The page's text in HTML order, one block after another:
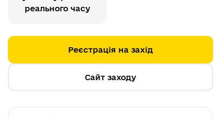
реального часу
Реєстрація на захід
Сайт заходу